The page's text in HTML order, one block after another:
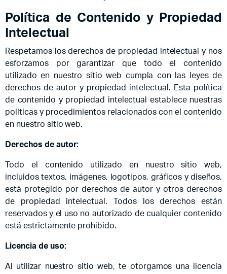
Política de Contenido y Propiedad
Intelectual
Respetamos los derechos de propiedad intelectual y nos
esforzamos por garantizar que todo el contenido
utilizado en nuestro sitio web cumpla con las leyes de
derechos de autor y propiedad intelectual. Esta política
de contenido y propiedad intelectual establece nuestras
políticas y procedimientos relacionados con el contenido
en nuestro sitio web.
Derechos de autor:
Todo el contenido utilizado en nuestro sitio web,
incluidos textos, imágenes, logotipos, gráficos y diseños,
está protegido por derechos de autor y otros derechos
de propiedad intelectual. Todos los derechos están
reservados y el uso no autorizado de cualquier contenido
está estrictamente prohibido.
Licencia de uso:
Al utilizar nuestro sitio web, te otorgamos una licencia